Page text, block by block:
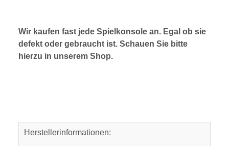
Wir kaufen fast jede Spielkonsole an. Egal ob sie
defekt oder gebraucht ist. Schauen Sie bitte
hierzu in unserem Shop.
Herstellerinformationen: